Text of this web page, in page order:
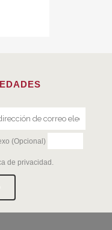
(Opcional)
de privacidad .